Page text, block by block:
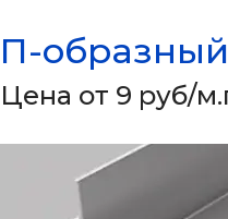
П-
Цена от 9 руб/